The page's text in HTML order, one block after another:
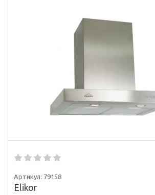
Артикул: 79158
Elikor